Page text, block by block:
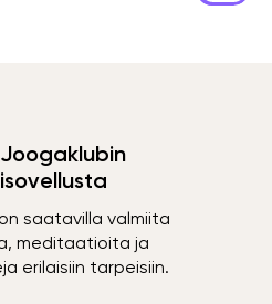
saatavilla valmiita
meditaatioita ja
erilaisiin tarpeisiin.